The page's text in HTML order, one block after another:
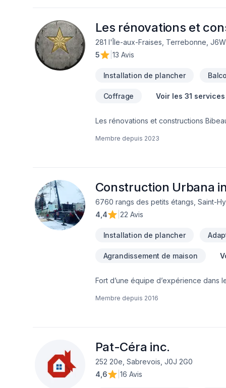
Les rénovations et
281 l'Île-aux-Fraises, Terrebonne,
5
13 Avis
Installation de plancher
Coffrage Voir les 31 services
Les rénovations et constructions
Salle de bain, Sous-sol dans les
Membre depuis 2023
Construction Urbana
6760 rangs des petits étangs, Saint-
4,4
22 Avis
Installation de plancher
Agrandissement de maison
Fort d’une équipe d’expérience dans
résidentiel ou commercial de manière
nos clients, afin de gagner et garder
Membre depuis 2016
Pat-Céra inc.
252 20e, Sabrevois, J0J 2G0
4,6
16 Avis